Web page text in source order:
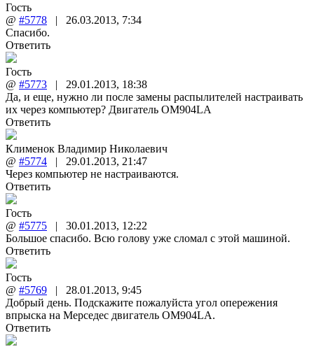
Гость
@ #5778 | 26.03.2013, 7:34
Спасибо.
Ответить
Гость
@ #5773 | 29.01.2013, 18:38
Да, и еще, нужно ли после замены распылителей настраивать
их через компьютер? Двигатель OM904LA
Ответить
Клименок Владимир Николаевич
@ #5774 | 29.01.2013, 21:47
Через компьютер не настраиваются.
Ответить
Гость
@ #5775 | 30.01.2013, 12:22
Большое спасибо. Всю голову уже сломал с этой машиной.
Ответить
Гость
@ #5769 | 28.01.2013, 9:45
Добрый день. Подскажите пожалуйста угол опережения
впрыска на Мерседес двигатель OM904LA.
Ответить